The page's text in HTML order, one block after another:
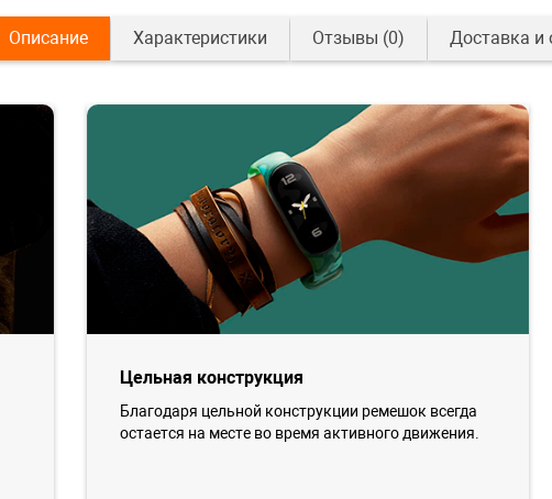
Описание Характеристики Отзывы (0) Доставка и
Цельная конструкция
Благодаря цельной конструкции ремешок всегда
остается на месте во время активного движения.